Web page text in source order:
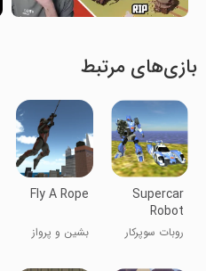
بازی‌های مرتبط
Supercar
Robot
روبات سوپرکار
Fly A Rope
بشین و پرواز